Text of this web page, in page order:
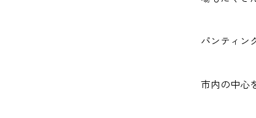
パンティン
市内の中心